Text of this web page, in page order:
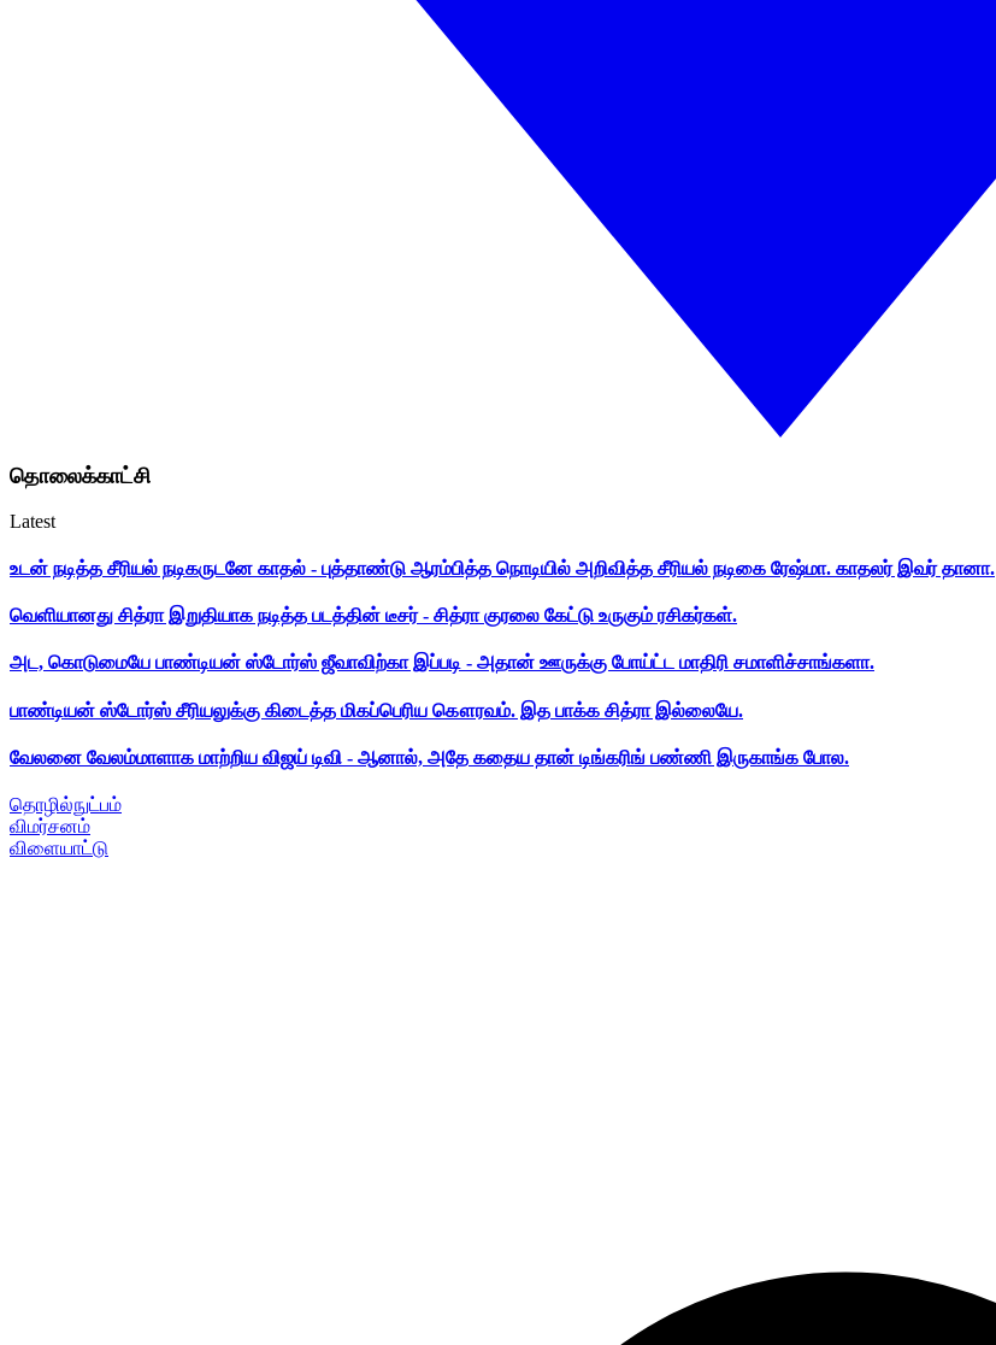
தொலைக்காட்சி
Latest
உடன் நடித்த சீரியல் நடிகருடனே காதல் - புத்தாண்டு ஆரம்பித்த நொடியில் அறிவித்த சீரியல் நடிகை ரேஷ்மா. காதலர் இவர் தானா.
வெளியானது சித்ரா இறுதியாக நடித்த படத்தின் டீசர் - சித்ரா குரலை கேட்டு உருகும் ரசிகர்கள்.
அட, கொடுமையே பாண்டியன் ஸ்டோர்ஸ் ஜீவாவிற்கா இப்படி - அதான் ஊருக்கு போய்ட்ட மாதிரி சமாளிச்சாங்களா.
பாண்டியன் ஸ்டோர்ஸ் சீரியலுக்கு கிடைத்த மிகப்பெரிய கௌரவம். இத பாக்க சித்ரா இல்லையே.
வேலனை வேலம்மாளாக மாற்றிய விஜய் டிவி - ஆனால், அதே கதைய தான் டிங்கரிங் பண்ணி இருகாங்க போல.
தொழில்நுட்பம்
விமர்சனம்
விளையாட்டு